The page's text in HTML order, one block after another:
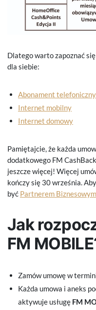
Dlatego warto zapoznać
dla siebie:
Abonament telefoniczny
Internet mobilny
Internet domowy
Pamiętajcie, że każda
dodatkowego FM
jeszcze więcej! Więcej
kończy się 30 września.
być Partnerem
Jak
FM
Zamów umowę w
Każda umowa i aneks
aktywuje usługę FM